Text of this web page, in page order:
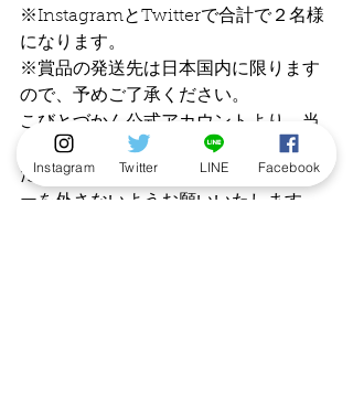
※InstagramとTwitterで合計で２名様
になります。
※賞品の発送先は日本国内に限ります
ので、予めご了承ください。
こびとづかん公式アカウントより、当
選者へのみ7月下旬頃にDMでご連絡い
たしますので、応募された方はフォロ
ーを外さないようお願いいたします。
Instagram Twitter LINE Facebook